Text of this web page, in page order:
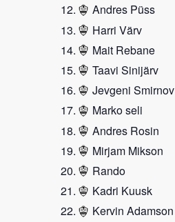
Andres Püss
Harri Värv
Mait Rebane
Taavi Sinijärv
Jevgeni Smirnov
Marko seli
Andres Rosin
Mirjam Mikson
Rando
Kadri Kuusk
Kervin Adamson